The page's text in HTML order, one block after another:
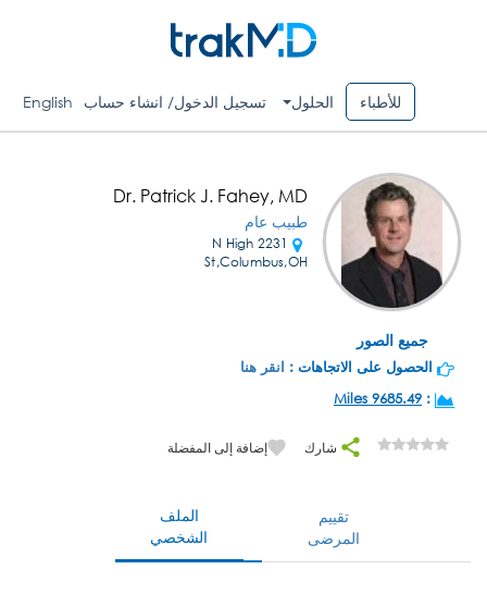
للأطباء الحلول تسجيل الدخول/ انشاء حساب English
جميع الصور
Dr. Patrick J. Fahey, MD
طبيب عام
2231 N High
St,Columbus,OH
الحصول على الاتجاهات : انقر هنا
:
9685.49 Miles
شارك إضافة إلى المفضلة
الملف
الشخصي
تقييم
المرضى